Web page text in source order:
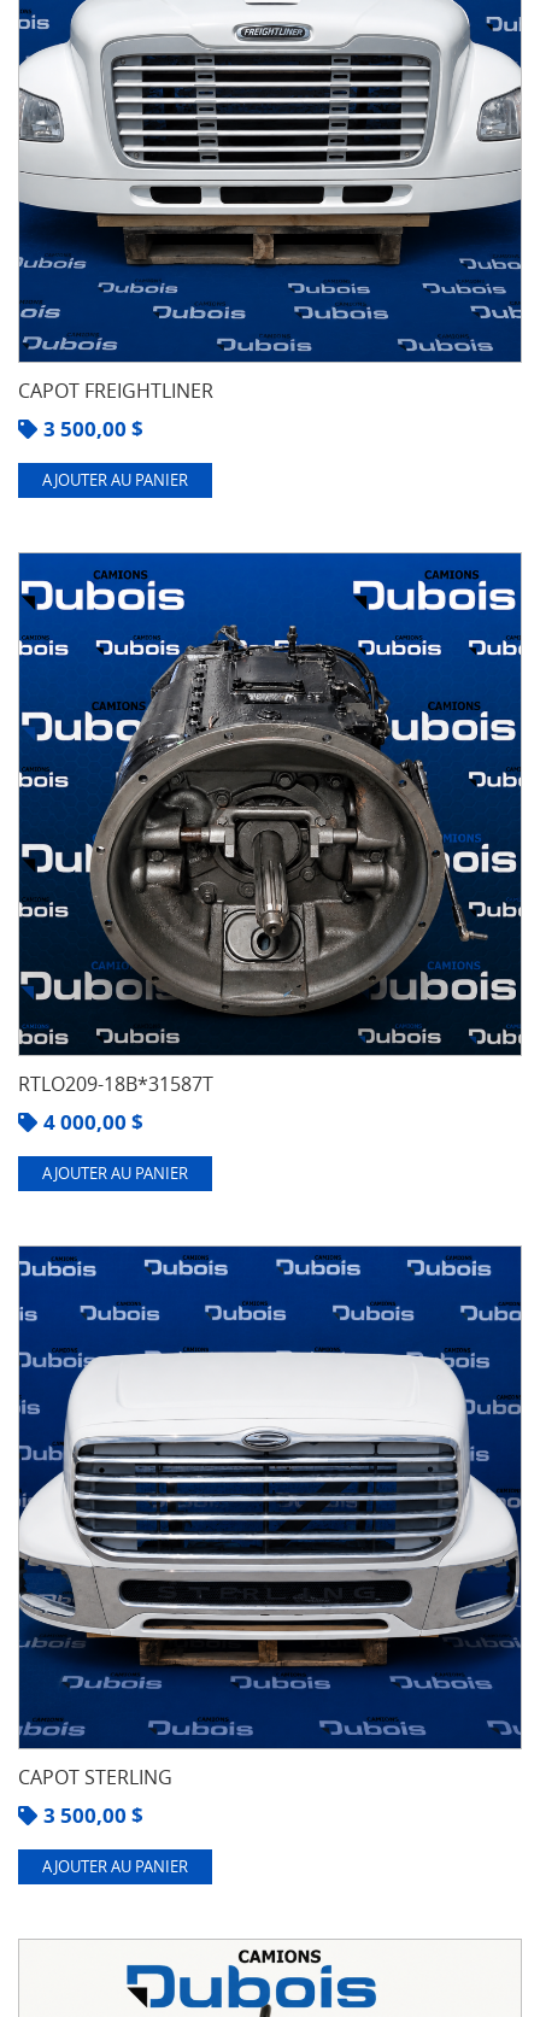
CAPOT FREIGHTLINER
3 500,00 $
AJOUTER AU PANIER
RTLO209-18B*31587T
4 000,00 $
AJOUTER AU PANIER
CAPOT STERLING
3 500,00 $
AJOUTER AU PANIER